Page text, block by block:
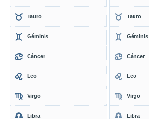
Tauro
Géminis
Cáncer
Leo
Virgo
Libra
Tauro
Géminis
Cáncer
Leo
Virgo
Libra